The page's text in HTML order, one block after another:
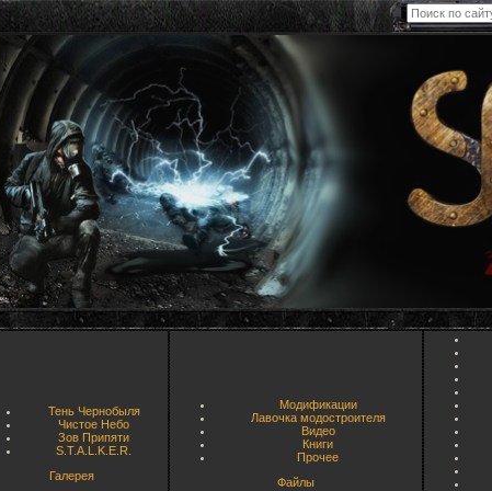
Тень Чернобыля
Чистое Небо
Зов Припяти
S.T.A.L.K.E.R.
Галерея
Модификации
Лавочка модостроителя
Видео
Книги
Прочее
Файлы